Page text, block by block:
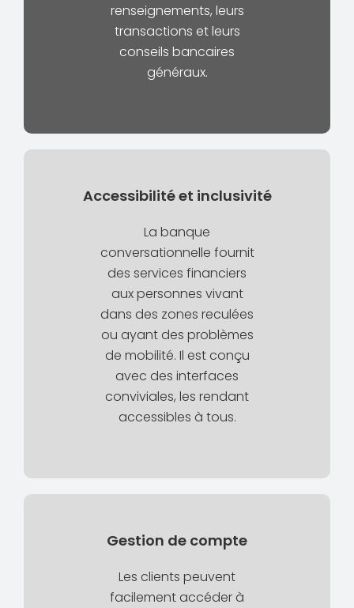
renseignements, leurs
transactions et leurs
conseils bancaires
généraux.
Accessibilité et inclusivité
La banque
conversationnelle fournit
des services financiers
aux personnes vivant
dans des zones reculées
ou ayant des problèmes
de mobilité. Il est conçu
avec des interfaces
conviviales, les rendant
accessibles à tous.
Gestion de compte
Les clients peuvent
facilement accéder à